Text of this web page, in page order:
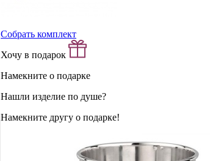
Собрать комплект
Хочу в подарок
Намекните о подарке
Нашли изделие по душе?
Намекните другу о подарке!